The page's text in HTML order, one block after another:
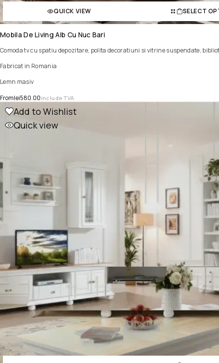
QUICK VIEW SELECT
Mobila De Living Alb Cu Nuc Bari
Comoda tv cu spatiu depozitare, polita decoratiuni si vitrine suspendate,
Fabricat in Romania
Lemn masiv
Fromlei580.00 include TVA
Add to Wishlist
Quick view